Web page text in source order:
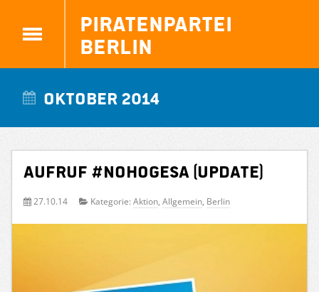
Piratenpartei
Berlin
Oktober 2014
Aufruf #NOHoGeSA (Update)
27.10.14 Kategorie: Aktion, Allgemein, Berlin